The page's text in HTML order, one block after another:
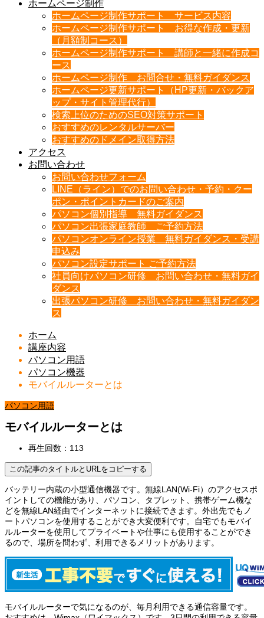
ホームページ制作
ホームページ制作サポート サービス内容
ホームページ制作サポート お得な作成・更新
（月額制コース）
ホームページ制作サポート 講師と一緒に作成コ
ース
ホームページ制作 お問合せ・無料ガイダンス
ホームページ更新サポート（HP更新・バックア
ップ・サイト管理代行）
検索上位のためのSEO対策サポート
おすすめのレンタルサーバー
おすすめのドメイン取得方法
アクセス
お問い合わせ
お問い合わせフォーム
LINE（ライン）でのお問い合わせ・予約・クー
ポン・ポイントカードのご案内
パソコン個別指導 無料ガイダンス
パソコン出張家庭教師 ご予約方法
パソコンオンライン授業 無料ガイダンス・受講
申込み
パソコン設定サポート ご予約方法
社員向けパソコン研修 お問い合わせ・無料ガイ
ダンス
出張パソコン研修 お問い合わせ・無料ガイダン
ス
ホーム
講座内容
パソコン用語
パソコン機器
モバイルルーターとは
パソコン用語
モバイルルーターとは
再生回数：113
この記事のタイトルとURLをコピーする
バッテリー内蔵の小型通信機器です。無線LAN(Wi-Fi）のアクセスポ
イントしての機能があり、パソコン、タブレット、携帯ゲーム機な
どを無線LAN経由でインターネットに接続できます。外出先でもノ
ートパソコンを使用することができ大変便利です。自宅でもモバイ
ルルーターを使用してプライベートや仕事にも使用することができ
るので、場所を問わず、利用できるメリットがあります。
モバイルルーターで気になるのが、毎月利用できる通信容量です。